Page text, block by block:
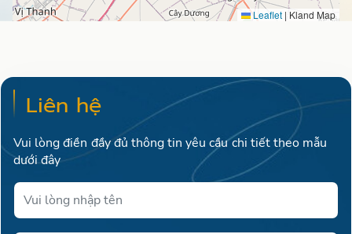
Leaflet | Kland Map
Liên hệ
Vui lòng điền đầy đủ thông tin yêu cầu chi tiết theo mẫu
dưới đây